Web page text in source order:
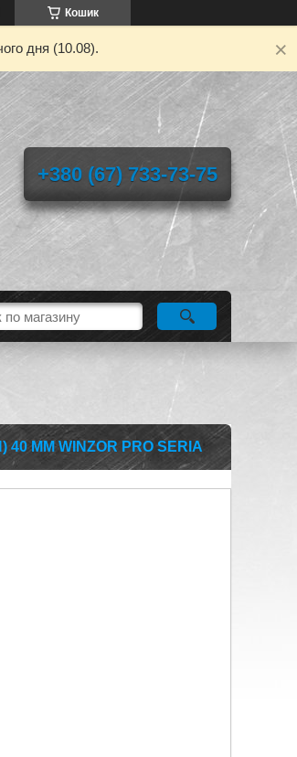
Кошик
дня (10.08).
+380 (67) 733-73-75
ММ WINZOR PRO SERIA